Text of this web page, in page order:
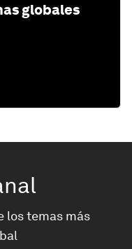
globales
los temas más